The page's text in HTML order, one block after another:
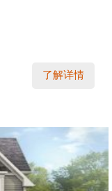
了解详情